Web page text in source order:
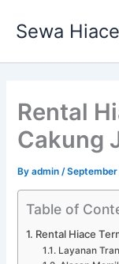
Sewa
Rental
Cakung
Byadmin /
Table of
Rental Hiace
Layanan